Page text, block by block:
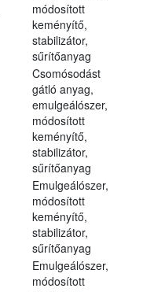
módosított
keményítő,
stabilizátor,
sűrítőanyag
Csomósodást
gátló anyag,
emulgeálószer,
módosított
keményítő,
stabilizátor,
sűrítőanyag
Emulgeálószer,
módosított
keményítő,
stabilizátor,
sűrítőanyag
Emulgeálószer,
módosított